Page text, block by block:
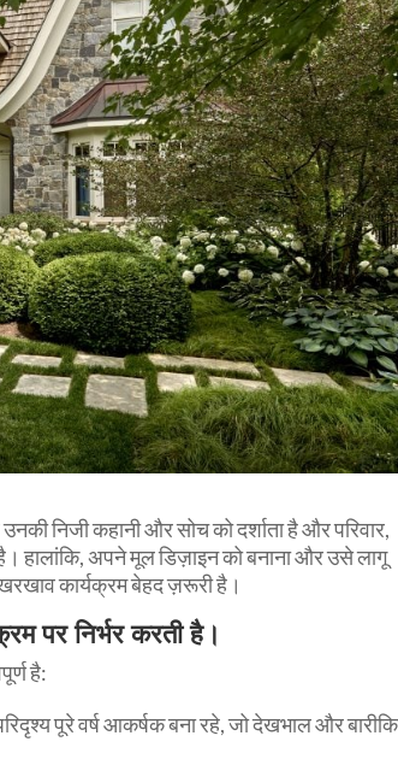
निजी कहानी और सोच को दर्शाता है और परिवार,
हालांकि, अपने मूल डिज़ाइन को बनाना और उसे लागू
कार्यक्रम बेहद ज़रूरी है।
पर निर्भर करती है।
है:
पूरे वर्ष आकर्षक बना रहे, जो देखभाल और